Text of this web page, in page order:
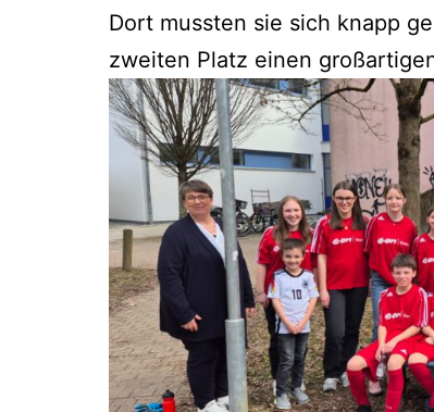
Dort mussten sie sich knapp
zweiten Platz einen